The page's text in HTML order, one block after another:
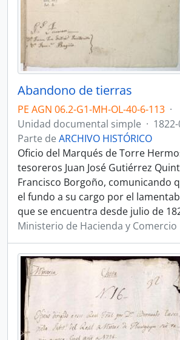
Abandono de tierras
PE AGN 06.2-G1-MH-OL-40-6-113 ·
Unidad documental simple ·
Parte de ARCHIVO HISTÓRICO
Oficio del Marqués de Torre
tesoreros Juan José Gutiérrez
Francisco Borgoño, comunicando
el fundo a su cargo por el
que se encuentra desde julio de
Ministerio de Hacienda y Comercio